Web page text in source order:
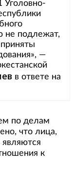
Уголовно-
не подлежат,
—
в ответе на
по делам
что лица,
являются
к